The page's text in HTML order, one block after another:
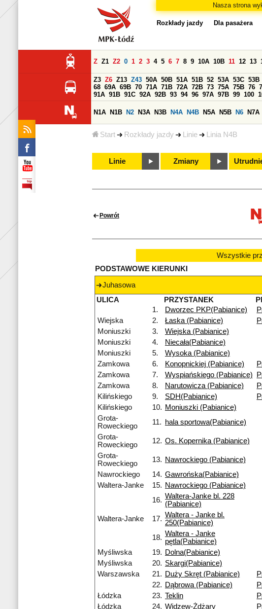
Nasza strona
Start Rozkłady jazdy Linie Linia N4B
Rozkłady jazdy Dla pasażera
Z Z1 Z2 0 1 2 3 4 5 6 7 8 9 10A 10B 11 12 13
Z3 Z6 Z13 Z43 50A 50B 51A 51B 52 53A 53C 53B
68 69A 69B 70 71A 71B 72A 72B 73 75A 75B 76
91A 91B 91C 92A 92B 93 94 96 97A 97B 99 100
N1A N1B N2 N3A N3B N4A N4B N5A N5B N6 N7A
Linie Zmiany
Powrót
Wszystkie
PODSTAWOWE KIERUNKI
Juhasowa
ULICA
PRZYSTANEK
1.
Dworzec PKP(Pabianice)
Wiejska
2. Łaska (Pabianice)
Moniuszki
3.
Wiejska (Pabianice)
Moniuszki
4.
Niecała(Pabianice)
Moniuszki
5.
Wysoka (Pabianice)
Zamkowa
6. Konopnickiej (Pabianice)
Zamkowa
7. Wyspiańskiego (Pabianice)
Zamkowa
8. Narutowicza (Pabianice)
Kilińskiego
9. SDH(Pabianice)
Kilińskiego
10. Moniuszki (Pabianice)
Grota-
Roweckiego
11.
hala sportowa(Pabianice)
Grota-
Roweckiego
12. Os. Kopernika (Pabianice)
Grota-
Roweckiego
13. Nawrockiego (Pabianice)
Nawrockiego
14. Gawrońska(Pabianice)
Waltera-Janke
15. Nawrockiego (Pabianice)
16. Waltera-Janke bl. 228
(Pabianice)
Waltera-Janke
17. Waltera - Janke bl.
250(Pabianice)
18. Waltera - Janke
pętla(Pabianice)
Myśliwska
19. Dolna(Pabianice)
Myśliwska
20. Skargi(Pabianice)
Warszawska
21. Duży Skręt (Pabianice)
22. Dąbrowa (Pabianice)
Łódzka
23. Teklin
Łódzka
24. Widzew-Żdżary